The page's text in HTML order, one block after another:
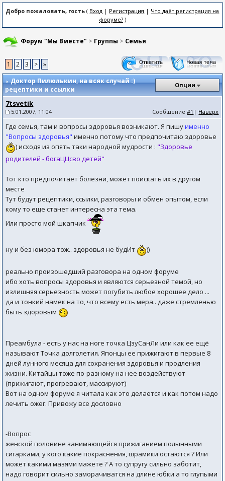
Добро пожаловать, гость ( Вход | Регистрация | Что даёт регистрация на
форуме?)
Форум "Мы Вместе" > Группы > Семья
1 2 3 >
»
Доктор Пилюлькин, на всяк случай :)
рецептики и ссылки
Опции
7tsvetik
5.01.2007, 11:04 Сообщение#1 | Наверх
Где семья, там и вопросы здоровья возникают. Я пишуименно
"Вопросы здоровья" именно потому что предпочитаю здоровье
) исходя из опять таки народной мудрости : "Здоровье
родителей - богаЦЦсво детей"
Тот кто предпочитает болезни, может поискать их в другом
месте
Тут будут рецептики, ссылки, разговоры и обмен опытом, если
кому то еще станет интересна эта тема.
Или просто мой шкапчик
ну и без юмора тож.. здоровья не будИт ))
реально произошедший разговора на одном форуме
ибо хоть вопросы здоровья и являются серьезной темой, но
излишняя серьезность может погубить любое хорошее дело ...
да и тонкий намек на то, что всему есть мера.. даже стремленью
быть здоровым
Преамбула - есть у нас на ноге точка ЦзуСанЛи или как ее ещё
называют Точка долголетия. Японцы ее прижигают в первые 8
дней лунного месяца для сохранения здоровья и продления
жизни. Китайцы тоже по-разному на нее воздействуют
(прижигают, прогревают, массируют)
Вот на одном форуме я читала как это делается и как потом надо
лечить ожег. Привожу все дословно
-Вопрос
женской половине занимающейся прижиганием полынными
сигарками, у кого какие покраснения, шрамики остаются ? Или
может какими мазями мажете ? А то супругу сильно заботит,
надо говорит сильно заморачиватся на длине юбки а то глупыми